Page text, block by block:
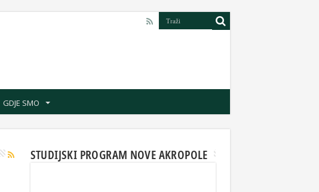
GDJE SMO
STUDIJSKI PROGRAM NOVE AKROPOLE